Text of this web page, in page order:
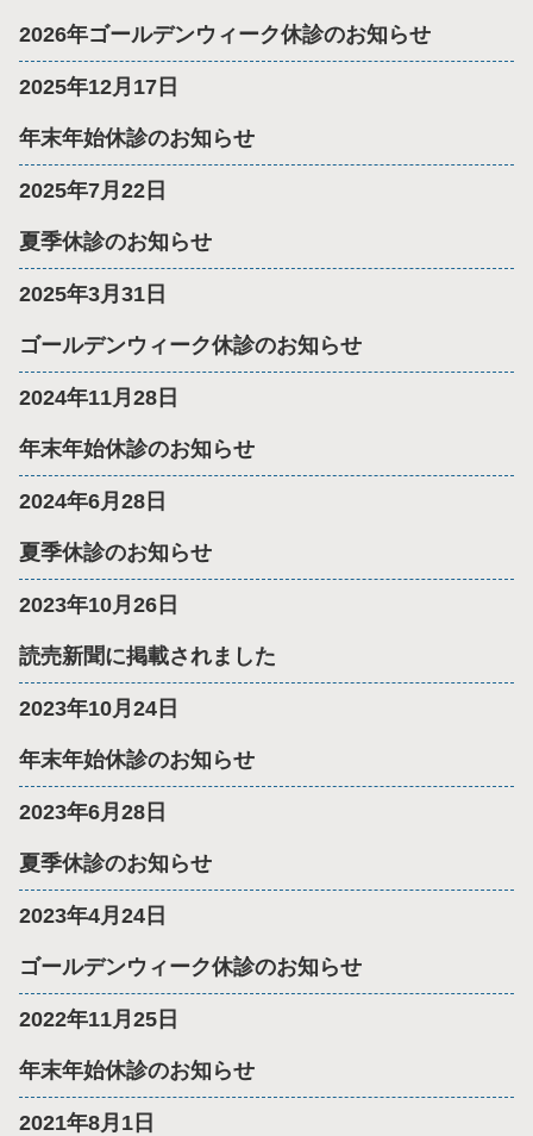
2026年ゴールデンウィーク休診のお知らせ
2025年12月17日
年末年始休診のお知らせ
2025年7月22日
夏季休診のお知らせ
2025年3月31日
ゴールデンウィーク休診のお知らせ
2024年11月28日
年末年始休診のお知らせ
2024年6月28日
夏季休診のお知らせ
2023年10月26日
読売新聞に掲載されました
2023年10月24日
年末年始休診のお知らせ
2023年6月28日
夏季休診のお知らせ
2023年4月24日
ゴールデンウィーク休診のお知らせ
2022年11月25日
年末年始休診のお知らせ
2021年8月1日